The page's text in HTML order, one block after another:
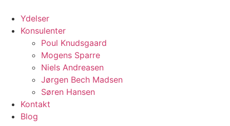
indhold
Ydelser
Konsulenter
Poul Knudsgaard
Mogens Sparre
Niels Andreasen
Jørgen Bech Madsen
Søren Hansen
Kontakt
Blog